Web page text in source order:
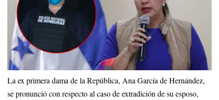
La ex primera dama de la República, Ana García de Hernández,
se pronunció con respecto al caso de extradición de su esposo,